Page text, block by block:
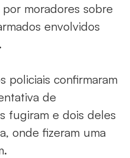
moradores sobre
envolvidos
policiais confirmaram
de
fugiram e dois deles
onde fizeram uma